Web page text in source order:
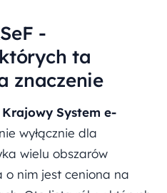
-
ta
znaczenie
Krajowy System e-
wyłącznie dla
wielu obszarów
o nim jest ceniona na